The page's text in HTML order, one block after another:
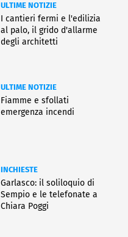
ULTIME NOTIZIE
I cantieri fermi e l'edilizia
al palo, il grido d'allarme
degli architetti
ULTIME NOTIZIE
Fiamme e sfollati
emergenza incendi
INCHIESTE
Garlasco: il soliloquio di
Sempio e le telefonate a
Chiara Poggi